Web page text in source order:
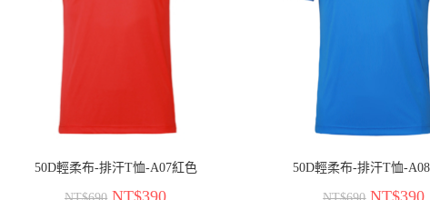
50D輕柔布-排汗T恤-A07紅色
NT$390
50D輕柔布-排汗T恤-
NT$390